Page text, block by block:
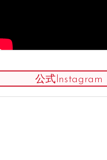
公式Instagram